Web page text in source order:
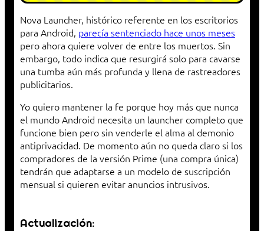
Nova Launcher, histórico referente en los escritorios
para Android, parecía sentenciado hace unos meses
pero ahora quiere volver de entre los muertos. Sin
embargo, todo indica que resurgirá solo para cavarse
una tumba aún más profunda y llena de rastreadores
publicitarios.
Yo quiero mantener la fe porque hoy más que nunca
el mundo Android necesita un launcher completo que
funcione bien pero sin venderle el alma al demonio
antiprivacidad. De momento aún no queda claro si los
compradores de la versión Prime (una compra única)
tendrán que adaptarse a un modelo de suscripción
mensual si quieren evitar anuncios intrusivos.
Actualización: